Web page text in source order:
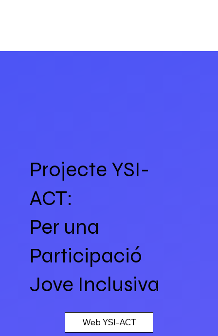
Projecte YSI-
ACT:
Per una
Participació
Jove Inclusiva
Web YSI-ACT